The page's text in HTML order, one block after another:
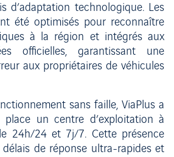
d’adaptation technologique. Les
été optimisés pour reconnaître
à la région et intégrés aux
officielles, garantissant une
aux propriétaires de véhicules
sans faille, ViaPlus a
un centre d’exploitation à
24h/24 et 7j/7. Cette présence
de réponse ultra-rapides et